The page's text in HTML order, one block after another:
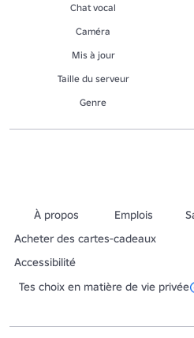
Chat vocal
Caméra
Mis à jour
Taille du serveur
Genre
À propos Emplois
Acheter des cartes-cadeaux
Accessibilité
Tes choix en matière de vie privée